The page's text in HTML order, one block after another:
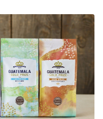
をお待ちしていま ···